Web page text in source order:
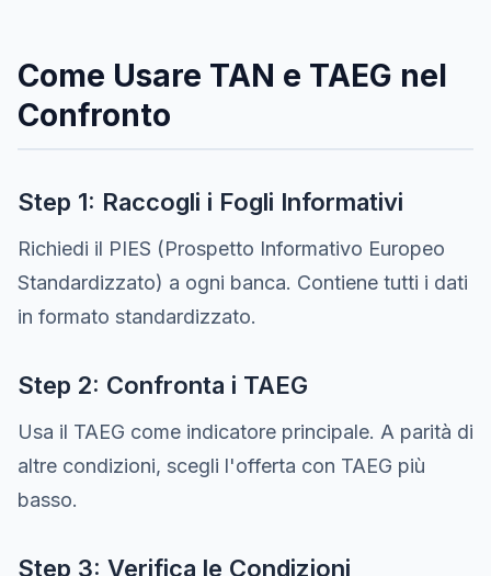
Come Usare TAN e TAEG nel
Confronto
Step 1: Raccogli i Fogli Informativi
Richiedi il PIES (Prospetto Informativo Europeo
Standardizzato) a ogni banca. Contiene tutti i dati
in formato standardizzato.
Step 2: Confronta i TAEG
Usa il TAEG come indicatore principale. A parità di
altre condizioni, scegli l'offerta con TAEG più
basso.
Step 3: Verifica le Condizioni